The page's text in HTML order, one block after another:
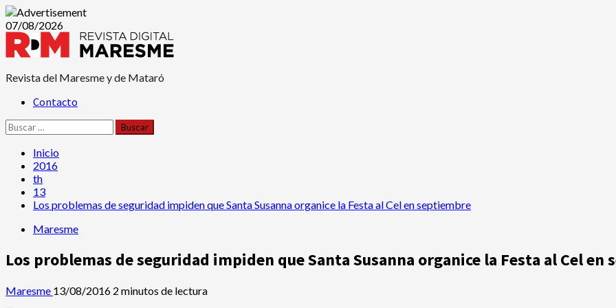
Saltar
contenido
07/08/2026
Revista del Maresme y de Mataró
Menú Contacto
Buscar:
Inicio
2016
th
13
Los problemas de seguridad impiden que Santa Susanna organice la Festa al Cel en septiembre
Maresme
Los problemas de seguridad impiden que Santa Susanna organice la Festa al Cel en
Maresme 13/08/2016 2 minutos de lectura